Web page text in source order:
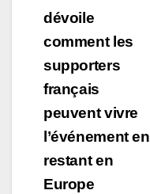
dévoile
comment les
supporters
français
peuvent vivre
l’événement en
restant en
Europe